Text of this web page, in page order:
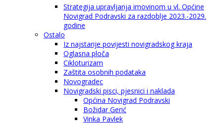
Strategija upravljanja imovinom u vl. Općine
Novigrad Podravski za razdoblje 2023.-2029.
godine
Ostalo
Iz najstarije povijesti novigradskog kraja
Oglasna ploča
Cikloturizam
Zaštita osobnih podataka
Novogradec
Novigradski pisci, pjesnici i naklada
Općina Novigrad Podravski
Božidar Gerić
Vinka Pavlek